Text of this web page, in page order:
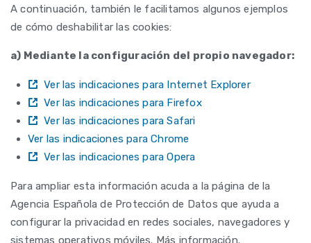
A continuación, también le facilitamos algunos ejemplos
de cómo deshabilitar las cookies:
a) Mediante la configuración del propio navegador:
Ver las indicaciones para Internet Explorer
Ver las indicaciones para Firefox
Ver las indicaciones para Safari
Ver las indicaciones para Chrome
Ver las indicaciones para Opera
Para ampliar esta información acuda a la página de la
Agencia Española de Protección de Datos que ayuda a
configurar la privacidad en redes sociales, navegadores y
sistemas operativos móviles. Más información.